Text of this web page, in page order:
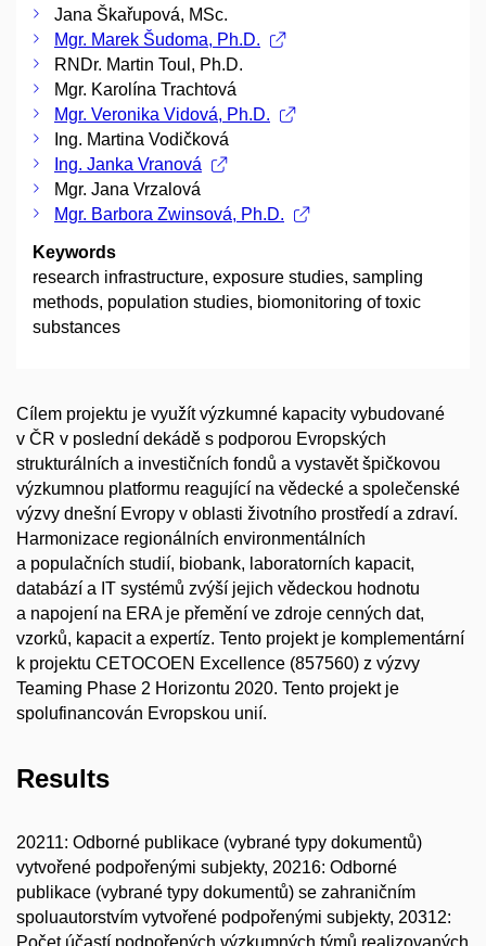
Jana Škařupová, MSc.
Mgr. Marek Šudoma, Ph.D.
RNDr. Martin Toul, Ph.D.
Mgr. Karolína Trachtová
Mgr. Veronika Vidová, Ph.D.
Ing. Martina Vodičková
Ing. Janka Vranová
Mgr. Jana Vrzalová
Mgr. Barbora Zwinsová, Ph.D.
Keywords
research infrastructure, exposure studies, sampling
methods, population studies, biomonitoring of toxic
substances
Cílem projektu je využít výzkumné kapacity vybudované
v ČR v poslední dekádě s podporou Evropských
strukturálních a investičních fondů a vystavět špičkovou
výzkumnou platformu reagující na vědecké a společenské
výzvy dnešní Evropy v oblasti životního prostředí a zdraví.
Harmonizace regionálních environmentálních
a populačních studií, biobank, laboratorních kapacit,
databází a IT systémů zvýší jejich vědeckou hodnotu
a napojení na ERA je přemění ve zdroje cenných dat,
vzorků, kapacit a expertíz. Tento projekt je komplementární
k projektu CETOCOEN Excellence (857560) z výzvy
Teaming Phase 2 Horizontu 2020. Tento projekt je
spolufinancován Evropskou unií.
Results
20211: Odborné publikace (vybrané typy dokumentů)
vytvořené podpořenými subjekty, 20216: Odborné
publikace (vybrané typy dokumentů) se zahraničním
spoluautorstvím vytvořené podpořenými subjekty, 20312:
Počet účastí podpořených výzkumných týmů realizovaných